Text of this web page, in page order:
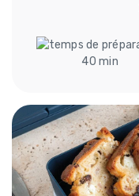
40 min